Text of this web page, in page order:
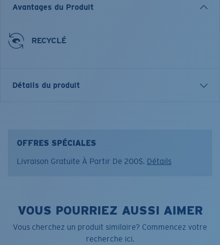
Avantages du Produit
RECYCLÉ
Détails du produit
CARACTÉRISTIQUES
• Casquette six panneaux en filet, panneau arrière
• 100 % polyester performance
• Rebord fabriqué à partir de matériaux recyclés à
OFFRES SPÉCIALES
Livraison Gratuite À Partir De 200$. Détails
VOUS POURRIEZ AUSSI AIMER
Vous cherchez un produit similaire? Commencez votre
recherche ici.